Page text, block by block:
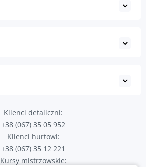
Klienci detaliczni:
+38 (067) 35 05 952
Klienci hurtowi:
+38 (067) 35 12 221
Kursy mistrzowskie: